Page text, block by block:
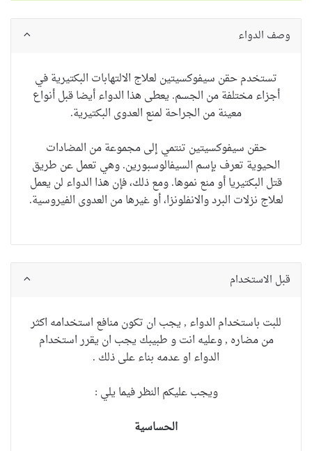
وصف الدواء
تستخدم حقن سيفوكسيتين لعلاج الالتهابات البكتيرية في
أجزاء مختلفة من الجسم. يعطى هذا الدواء أيضا قبل أنواع
معينة من الجراحة لمنع العدوى البكتيرية.
حقن سيفوكسيتين تنتمي إلى مجموعة من المضادات
الحيوية تعرف بإسم السيفالوسبورين.وهي تعمل عن طريق
قتل البكتيريا أو منع نموها. ومع ذلك، فإن هذا الدواء لن يعمل
لعلاج نزلات البرد والانفلونزا، أو غيرها من العدوى الفيروسية.
قبل الاستخدام
للبت باستخدام الدواء , يجب ان تكون منافع استخدامه اكثر
من مضاره , وعليه انت و طبيبك يجب ان يقرر استخدام
الدواء او عدمه بناء على ذلك .
ويجب عليكم النظر فيما يلي :
الحساسية